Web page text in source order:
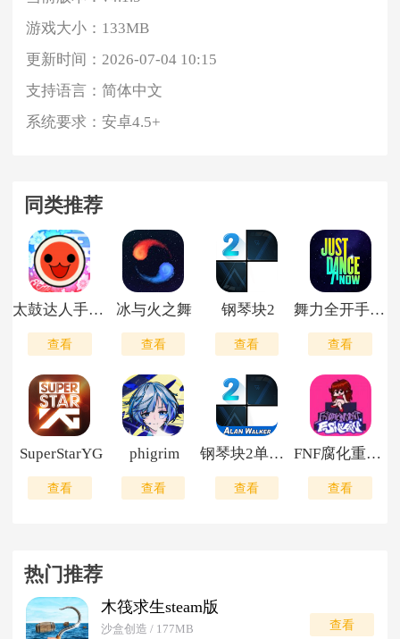
游戏大小： 133MB
更新时间：2026-07-04 10:15
支持语言：简体中文
系统要求：安卓4.5+
同类推荐
太鼓达人手机版
查看
冰与火之舞
查看
钢琴块2
查看
舞力全开手机版
查看
SuperStarYG
查看
phigrim
查看
钢琴块2单机版
查看
FNF腐化重构模组
查看
热门推荐
木筏求生steam版
沙盒创造 / 177MB 查看